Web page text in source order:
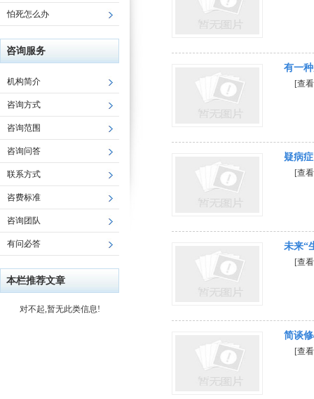
怕死怎么办
咨询服务
机构简介
咨询方式
咨询范围
咨询问答
联系方式
咨费标准
咨询团队
有问必答
本栏推荐文章
对不起,暂无此类信息!
有一
[查
疑病
[查
未来“
[查
简谈
[查